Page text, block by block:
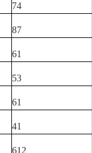
74
87
61
53
61
41
612